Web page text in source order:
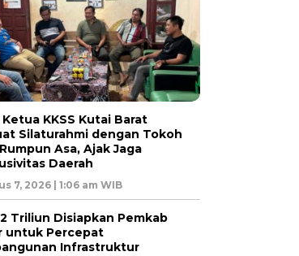
KKSS Kutai Barat
Silaturahmi dengan Tokoh
Asa, Ajak Jaga
Daerah
7, 2026 | 1:06 am WIB
Triliun Disiapkan Pemkab
untuk Percepat
Infrastruktur